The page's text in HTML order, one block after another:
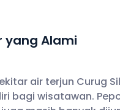
yang Alami
air terjun Curug
bagi wisatawan.